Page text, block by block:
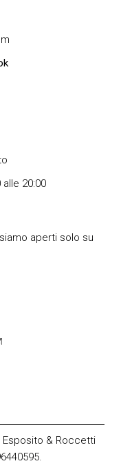
alle 20:00
aperti solo su
Esposito & Roccetti